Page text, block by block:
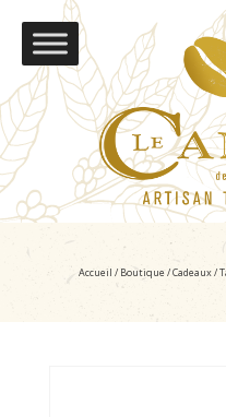
Accueil / Boutique /Cadeaux/